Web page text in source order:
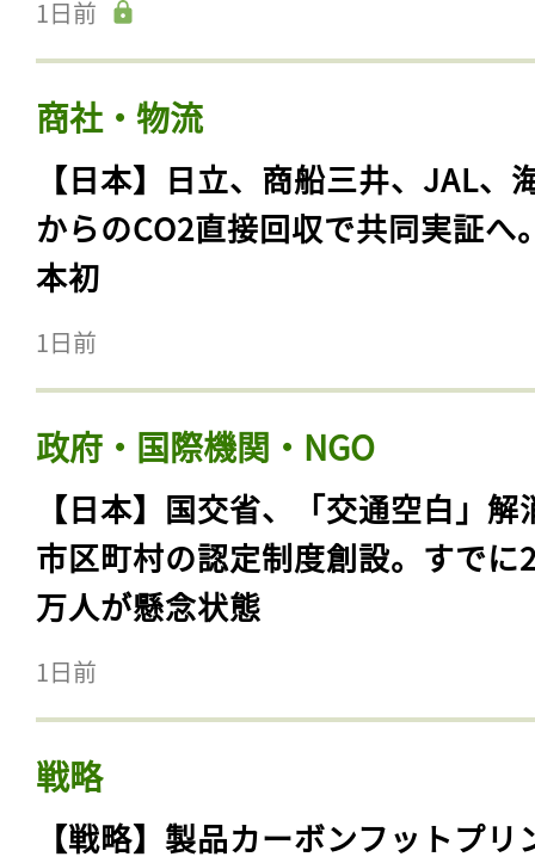
1日前
商社・物流
【日本】日立、商船三井、JAL、
からのCO2直接回収で共同実証へ
本初
1日前
政府・国際機関・NGO
【日本】国交省、「交通空白」解
市区町村の認定制度創設。すでに
万人が懸念状態
1日前
戦略
【戦略】製品カーボンフットプリ